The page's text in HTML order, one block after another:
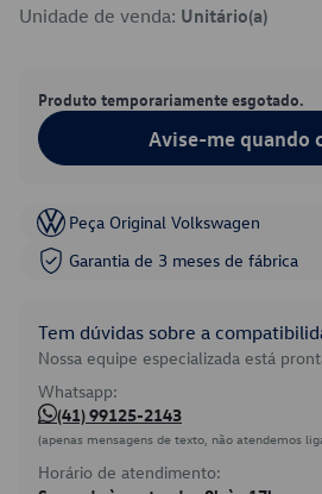
Unidade de venda: Unitário(a)
Produto temporariamente esgotado.
Avise-me quando
Peça Original Volkswagen
Garantia de 3 meses de fábrica
Tem dúvidas sobre a
Nossa equipe especializada está
Whatsapp:
(41) 99125-2143
(apenas mensagens de texto, não atendemos
Horário de atendimento: